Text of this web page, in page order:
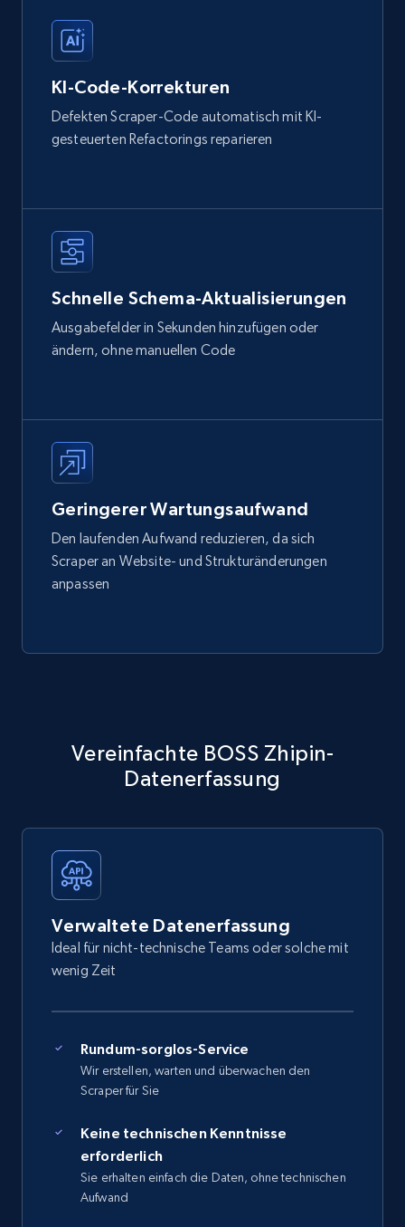
KI-Code-Korrekturen
Defekten Scraper-Code automatisch mit KI-
gesteuerten Refactorings reparieren
Schnelle Schema-Aktualisierungen
Ausgabefelder in Sekunden hinzufügen oder
ändern, ohne manuellen Code
Geringerer Wartungsaufwand
Den laufenden Aufwand reduzieren, da sich
Scraper an Website- und Strukturänderungen
anpassen
Vereinfachte BOSS Zhipin-
Datenerfassung
Verwaltete Datenerfassung
Ideal für nicht-technische Teams oder solche mit
wenig Zeit
Rundum-sorglos-Service
Wir erstellen, warten und überwachen den
Scraper für Sie
Keine technischen Kenntnisse
erforderlich
Sie erhalten einfach die Daten, ohne technischen
Aufwand